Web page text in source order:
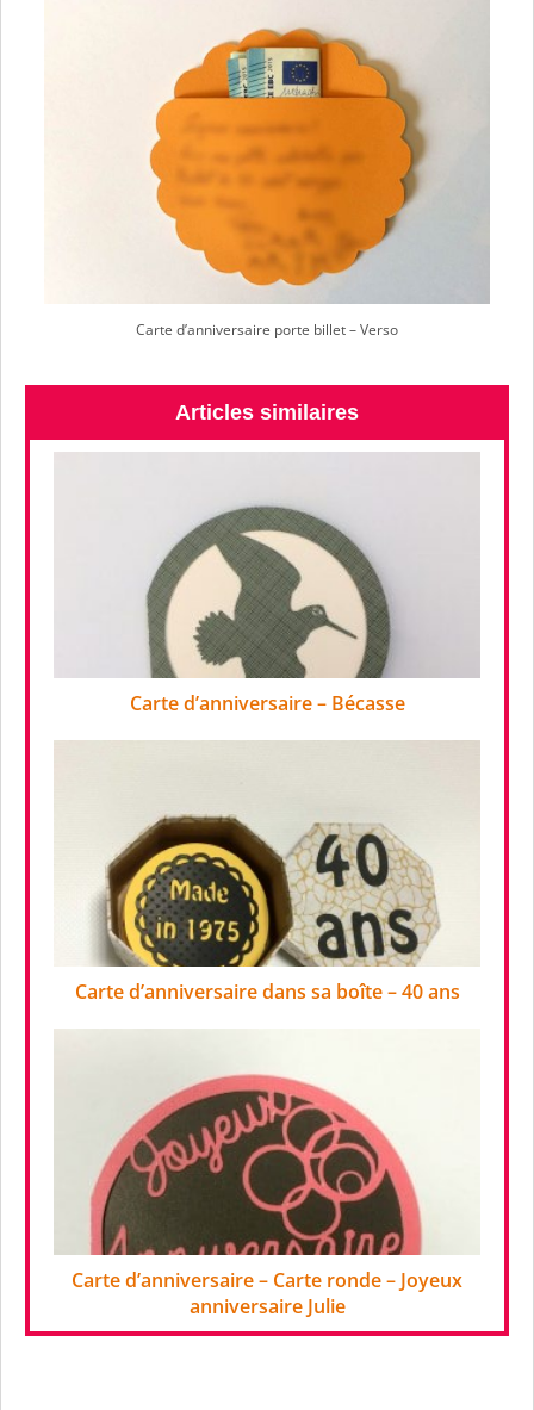
Carte d’anniversaire porte billet – Verso
Articles similaires
Carte d’anniversaire – Bécasse
Carte d’anniversaire dans sa boîte – 40 ans
Carte d’anniversaire – Carte ronde – Joyeux
anniversaire Julie